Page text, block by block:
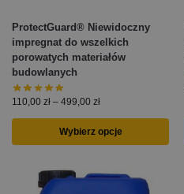
ProtectGuard® Niewidoczny
impregnat do wszelkich
porowatych materiałów
budowlanych
110,00 zł – 499,00 zł
Wybierz opcje